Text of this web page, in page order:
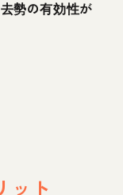
勢の有効性が
ット